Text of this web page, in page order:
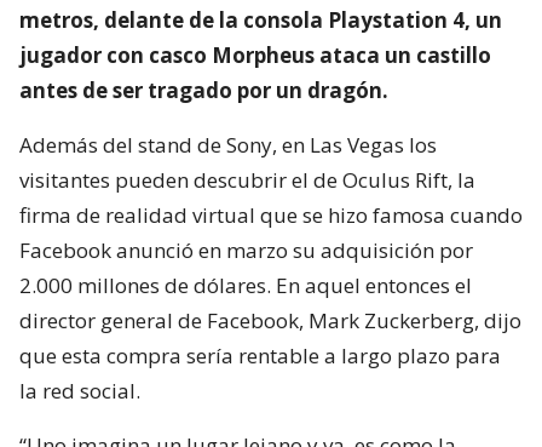
metros, delante de la consola Playstation 4, un
jugador con casco Morpheus ataca un castillo
antes de ser tragado por un dragón.
Además del stand de Sony, en Las Vegas los
visitantes pueden descubrir el de Oculus Rift, la
firma de realidad virtual que se hizo famosa cuando
Facebook anunció en marzo su adquisición por
2.000 millones de dólares. En aquel entonces el
director general de Facebook, Mark Zuckerberg, dijo
que esta compra sería rentable a largo plazo para
la red social.